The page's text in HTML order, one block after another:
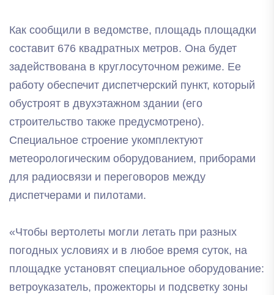
Как сообщили в ведомстве, площадь площадки
составит 676 квадратных метров. Она будет
задействована в круглосуточном режиме. Ее
работу обеспечит диспетчерский пункт, который
обустроят в двухэтажном здании (его
строительство также предусмотрено).
Специальное строение укомплектуют
метеорологическим оборудованием, приборами
для радиосвязи и переговоров между
диспетчерами и пилотами.
«Чтобы вертолеты могли летать при разных
погодных условиях и в любое время суток, на
площадке установят специальное оборудование:
ветроуказатель, прожекторы и подсветку зоны